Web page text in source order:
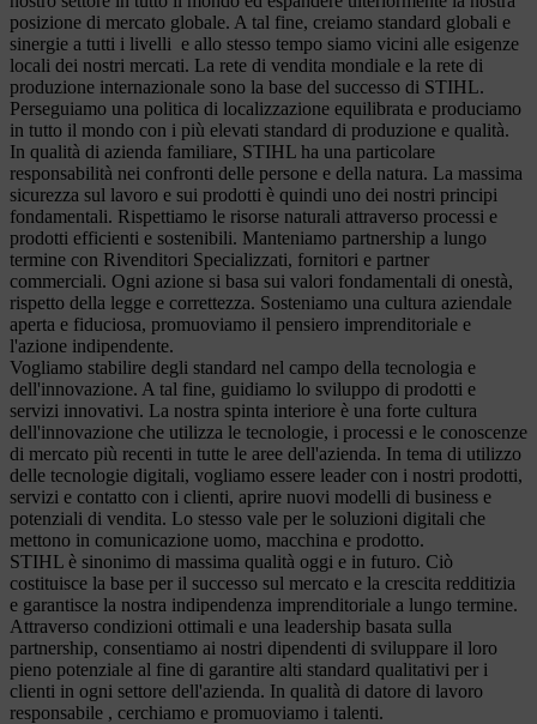
posizione di mercato globale. A tal fine, creiamo standard globali e
sinergie a tutti i livelli e allo stesso tempo siamo vicini alle esigenze
locali dei nostri mercati. La rete di vendita mondiale e la rete di
produzione internazionale sono la base del successo di STIHL.
Perseguiamo una politica di localizzazione equilibrata e produciamo
in tutto il mondo con i più elevati standard di produzione e qualità.
In qualità di azienda familiare, STIHL ha una particolare
responsabilità nei confronti delle persone e della natura. La massima
sicurezza sul lavoro e sui prodotti è quindi uno dei nostri principi
fondamentali. Rispettiamo le risorse naturali attraverso processi e
prodotti efficienti e sostenibili. Manteniamo partnership a lungo
termine con Rivenditori Specializzati, fornitori e partner
commerciali. Ogni azione si basa sui valori fondamentali di onestà,
rispetto della legge e correttezza. Sosteniamo una cultura aziendale
aperta e fiduciosa, promuoviamo il pensiero imprenditoriale e
l'azione indipendente.
Vogliamo stabilire degli standard nel campo della tecnologia e
dell'innovazione. A tal fine, guidiamo lo sviluppo di prodotti e
servizi innovativi. La nostra spinta interiore è una forte cultura
dell'innovazione che utilizza le tecnologie, i processi e le conoscenze
di mercato più recenti in tutte le aree dell'azienda. In tema di utilizzo
delle tecnologie digitali, vogliamo essere leader con i nostri prodotti,
servizi e contatto con i clienti, aprire nuovi modelli di business e
potenziali di vendita. Lo stesso vale per le soluzioni digitali che
mettono in comunicazione uomo, macchina e prodotto.
STIHL è sinonimo di massima qualità oggi e in futuro. Ciò
costituisce la base per il successo sul mercato e la crescita redditizia
e garantisce la nostra indipendenza imprenditoriale a lungo termine.
Attraverso condizioni ottimali e una leadership basata sulla
partnership, consentiamo ai nostri dipendenti di sviluppare il loro
pieno potenziale al fine di garantire alti standard qualitativi per i
clienti in ogni settore dell'azienda. In qualità di datore di lavoro
responsabile , cerchiamo e promuoviamo i talenti.